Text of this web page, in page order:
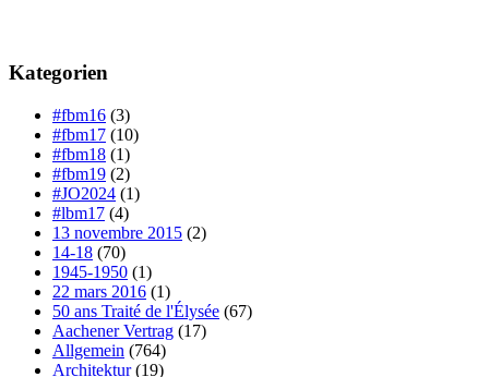
Kategorien
#fbm16 (3)
#fbm17 (10)
#fbm18 (1)
#fbm19 (2)
#JO2024 (1)
#lbm17 (4)
13 novembre 2015 (2)
14-18 (70)
1945-1950 (1)
22 mars 2016 (1)
50 ans Traité de l'Élysée (67)
Aachener Vertrag (17)
Allgemein (764)
Architektur(19)